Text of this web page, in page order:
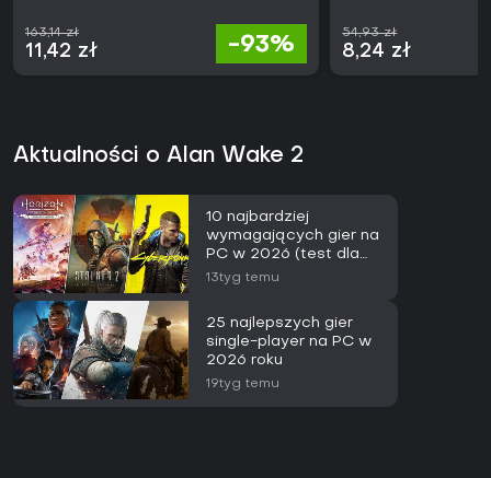
163,14 zł
11,42 zł -93%
54,93 zł
8,24 zł
Aktualności o Alan Wake 2
10 najbardziej
wymagających gier na
PC w 2026 (test dla
RTX 5090)
13tyg temu
25 najlepszych gier
single-player na PC w
2026 roku
19tyg temu